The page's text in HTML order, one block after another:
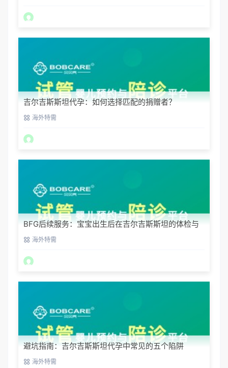
吉尔吉斯斯坦代孕：如何选择匹配的捐赠者？
海外特需
BFG后续服务：宝宝出生后在吉尔吉斯斯坦的体检与
回国海外特需
避坑指南：吉尔吉斯斯坦代孕中常见的五个陷阱
海外特需